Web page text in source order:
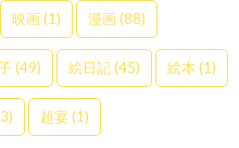
映画(1) 漫画(88)
(49) 絵日記(45) 絵本(1)
超宴(1)